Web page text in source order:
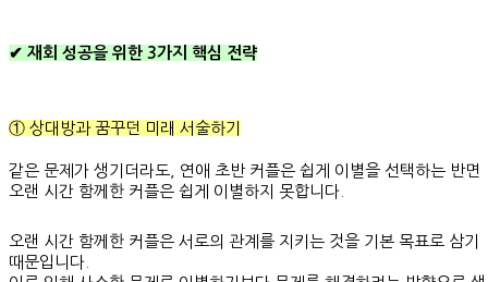
✔ 재회 성공을 위한 3가지 핵심 전략
① 상대방과 꿈꾸던 미래 서술하기
같은 문제가 생기더라도, 연애 초반 커플은 쉽게 이별을 선택하는 반면
오랜 시간 함께한 커플은 쉽게 이별하지 못합니다.
오랜 시간 함께한 커플은 서로의 관계를 지키는 것을 기본 목표로 삼기
때문입니다.